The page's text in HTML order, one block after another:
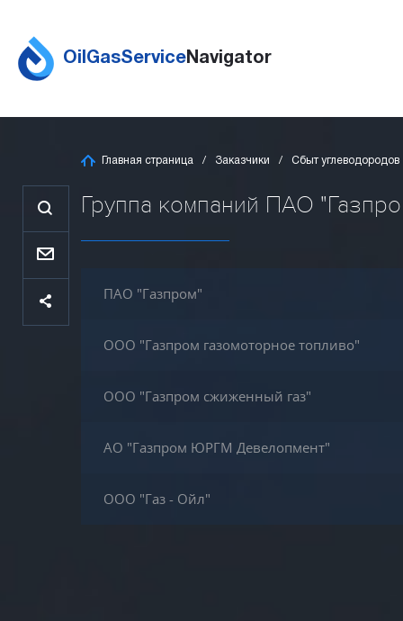
OilGasServiceNavigator
Главная страница Заказчики Сбыт углеводородов
Группа компаний ПАО
ПАО "Газпром"
ООО "Газпром газомоторное топливо"
ООО "Газпром сжиженный газ"
АО "Газпром ЮРГМ Девелопмент"
ООО "Газ - Ойл"